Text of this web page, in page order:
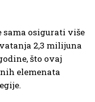
sama osigurati više
2,3 milijuna
što ovaj
elemenata